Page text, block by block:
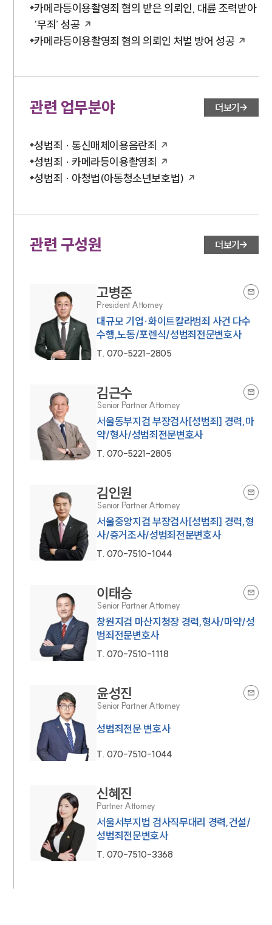
카메라등이용촬영죄 혐의 받은 의뢰인, 대륜 조력받아
‘무죄’ 성공
카메라등이용촬영죄 혐의 의뢰인 처벌 방어 성공
관련 업무분야 더보기
성범죄 · 통신매체이용음란죄
성범죄 · 카메라등이용촬영죄
성범죄 · 아청법(아동청소년보호법)
관련 구성원 더보기
고병준
President Attorney
대규모 기업·화이트칼라범죄 사건 다수
수행,노동/포렌식/성범죄전문변호사
T. 070-5221-2805
김근수
Senior Partner Attorney
서울동부지검 부장검사[성범죄] 경력,마
약/형사/성범죄전문변호사
T. 070-5221-2805
김인원
Senior Partner Attorney
서울중앙지검 부장검사[성범죄] 경력,형
사/증거조사/성범죄전문변호사
T. 070-7510-1044
이태승
Senior Partner Attorney
창원지검 마산지청장 경력,형사/마약/성
범죄전문변호사
T. 070-7510-1118
윤성진
Senior Partner Attorney
성범죄전문 변호사
T. 070-7510-1044
신혜진
Partner Attorney
서울서부지법 검사직무대리 경력,건설/
성범죄전문변호사
T. 070-7510-3368